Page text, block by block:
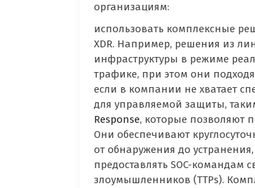
организациям:
использовать комплексные
XDR. Например, решения из
инфраструктуры в режиме
трафике, при этом они
если в компании не хватает
для управляемой защиты,
Response, которые позволяют
Они обеспечивают
от обнаружения до
предоставлять SOC-
злоумышленников (TTPs).